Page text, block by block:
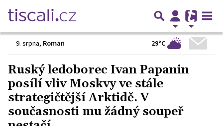
9. srpna, Roman 29°C
Ruský ledoborec Ivan Papanin
posílí vliv Moskvy ve stále
strategičtější Arktidě. V
současnosti mu žádný soupeř